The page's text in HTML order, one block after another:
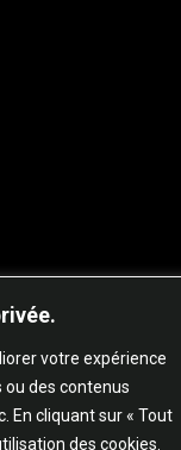
votre expérience
des contenus
En cliquant sur « Tout
des cookies.
©